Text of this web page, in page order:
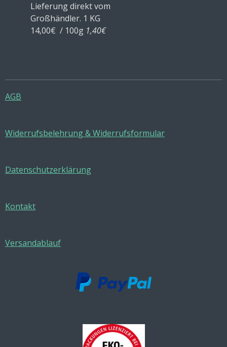
Lieferung direkt vom
Großhändler. 1 KG
14,00€ / 100g 1,40€
AGB
Widerrufsbelehrung & Widerrufsformular
Datenschutzerklärung
Kontakt
Versandablauf